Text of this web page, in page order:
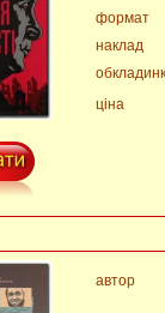
формат
наклад
ціна
автор